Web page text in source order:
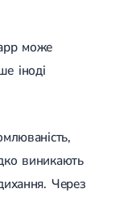
може
іноді
виникають
Через